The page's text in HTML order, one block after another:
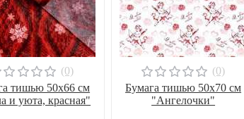
(0)
тишью 50х66 см
и уюта, красная"
(0)
Бумага тишью 50х70 см
"Ангелочки"